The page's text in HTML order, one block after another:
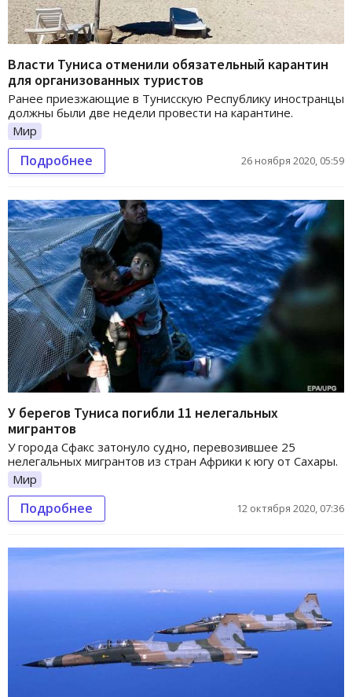
Власти Туниса отменили обязательный карантин
для организованных туристов
Ранее приезжающие в Тунисскую Республику иностранцы
должны были две недели провести на карантине.
Мир
Подробнее 26 ноября 2020, 05:59
У берегов Туниса погибли 11 нелегальных
мигрантов
У города Сфакс затонуло судно, перевозившее 25
нелегальных мигрантов из стран Африки к югу от Сахары.
Мир
Подробнее 12 октября 2020, 07:36